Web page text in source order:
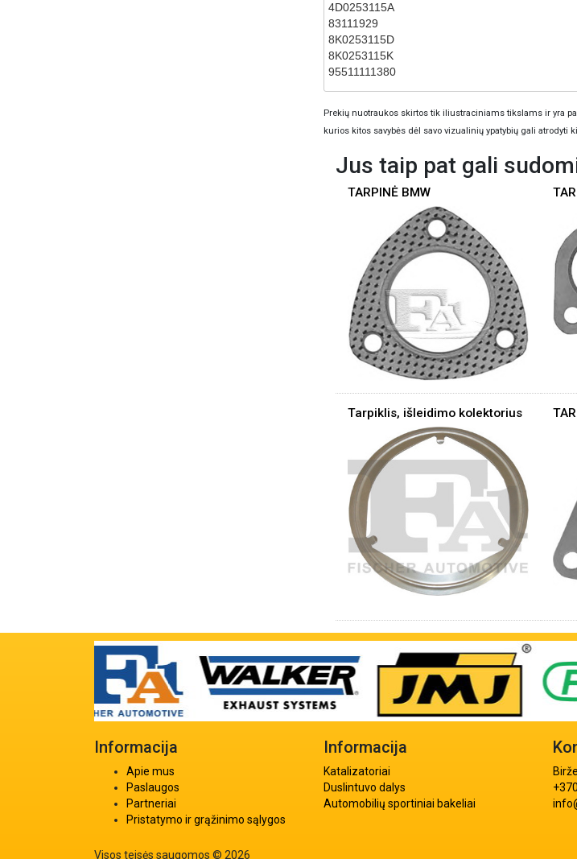
4D0253115A
83111929
8K0253115D
8K0253115K
95511111380
Prekių nuotraukos skirtos tik iliustraciniams tikslams ir yra
kurios kitos savybės dėl savo vizualinių ypatybių gali atrodyti
Jus taip pat gali
TARPINĖ BMW
Tarpiklis, išleidimo kolektorius
Informacija
Apie mus
Paslaugos
Partneriai
Pristatymo ir grąžinimo sąlygos
Informacija
Katalizatoriai
Duslintuvo dalys
Automobilių sportiniai bakeliai
Visos teisės saugomos © 2026